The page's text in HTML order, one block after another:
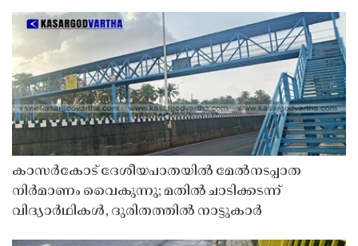
കാസർകോട് ദേശീയപാതയിൽ മേൽനടപ്പാത
നിർമാണം വൈകുന്നു; മതിൽ ചാടിക്കടന്ന്
വിദ്യാർഥികൾ, ദുരിതത്തിൽ നാട്ടുകാർ